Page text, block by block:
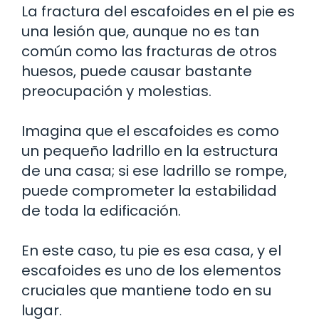
La fractura del escafoides en el pie es
una lesión que, aunque no es tan
común como las fracturas de otros
huesos, puede causar bastante
preocupación y molestias.
Imagina que el escafoides es como
un pequeño ladrillo en la estructura
de una casa; si ese ladrillo se rompe,
puede comprometer la estabilidad
de toda la edificación.
En este caso, tu pie es esa casa, y el
escafoides es uno de los elementos
cruciales que mantiene todo en su
lugar.